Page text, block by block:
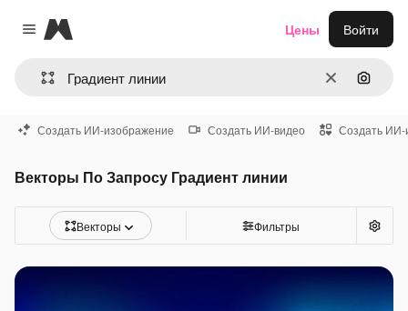
Close menu
Magnific
ОчиститьПоиск
Цены Войти
Создать ИИ-изображение Создать ИИ-видео Создать ИИ-
Векторы По Запросу Градиент линии
Векторы Фильтры